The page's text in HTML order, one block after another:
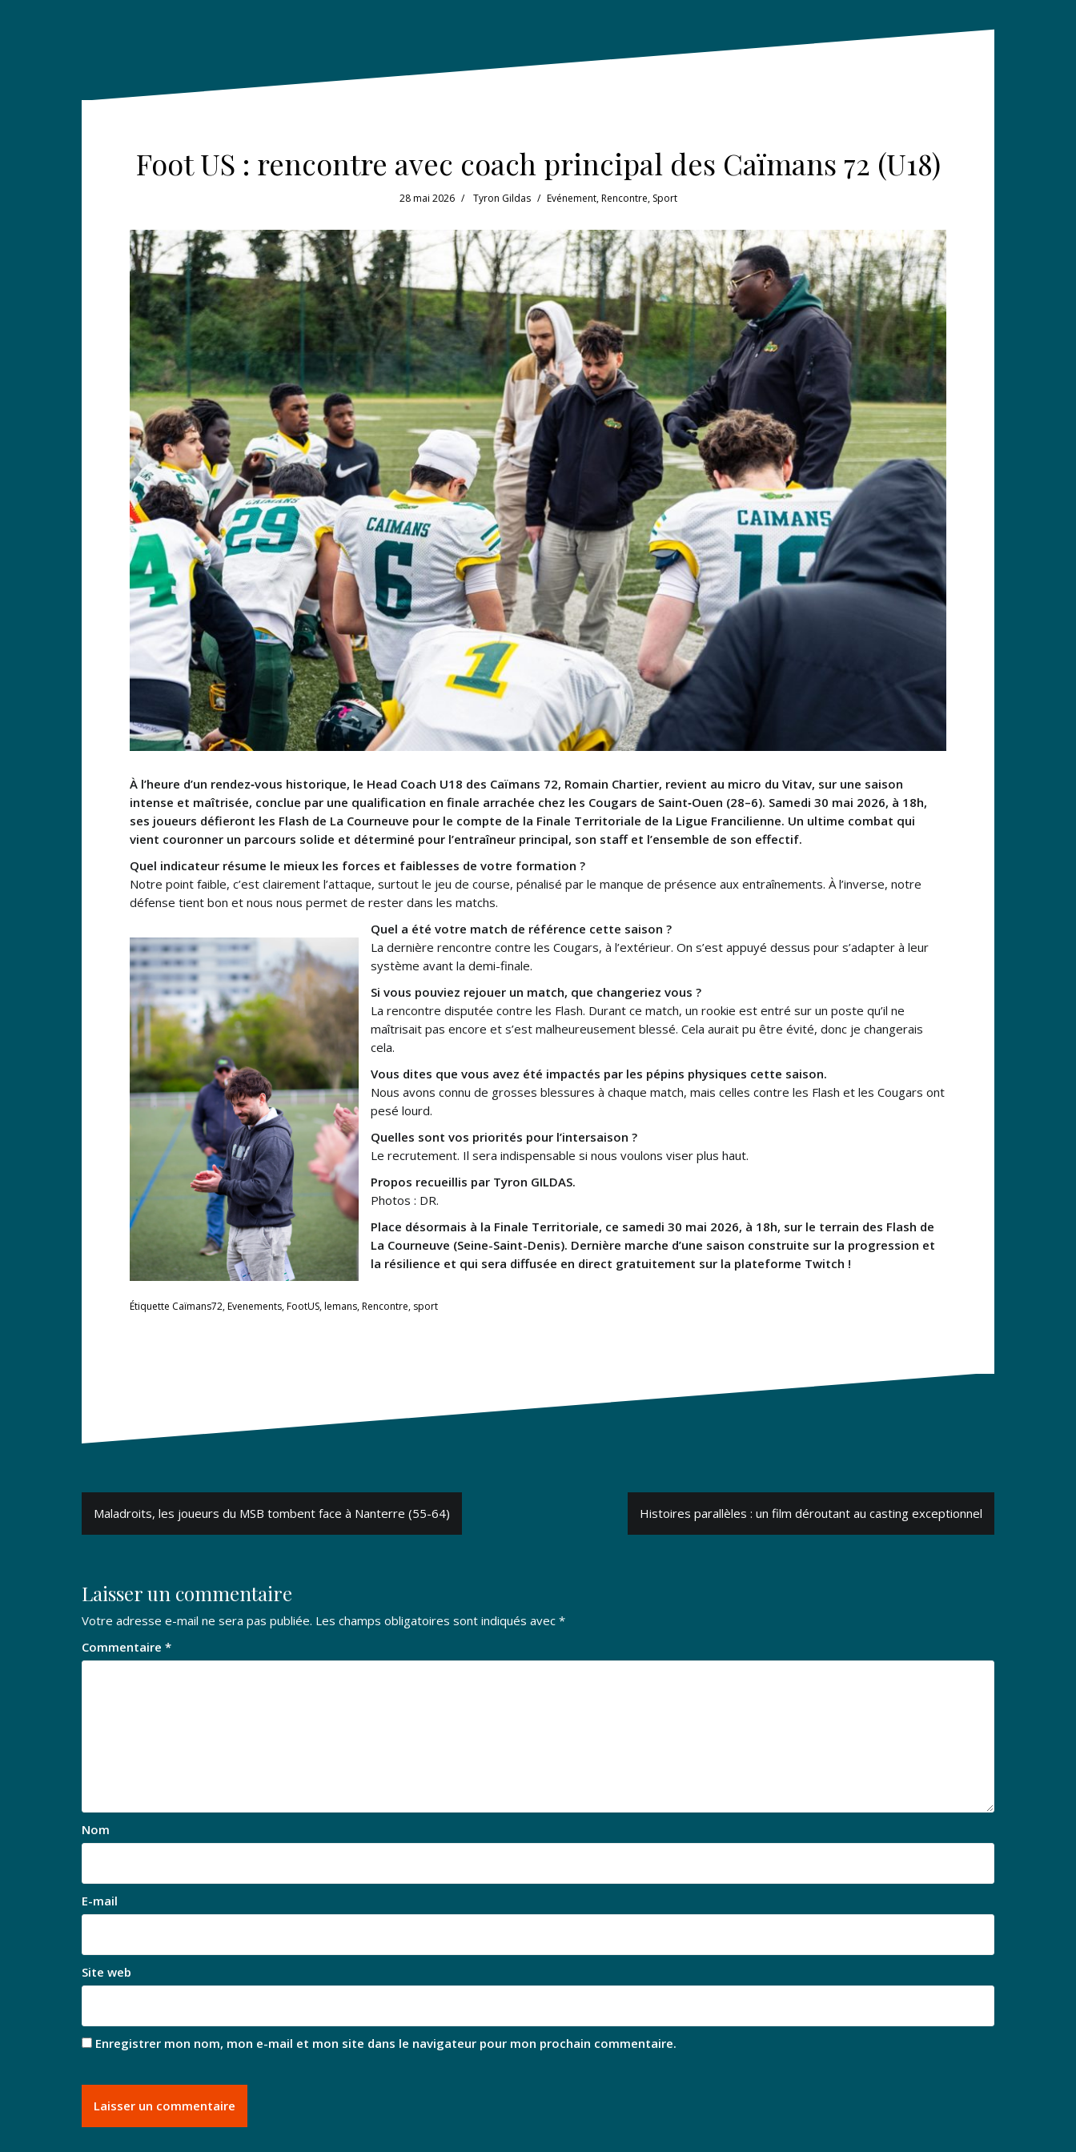
Foot US : rencontre avec coach principal des Caïmans 72 (U18)
28 mai 2026 Tyron Gildas Evénement,Rencontre, Sport
À l’heure d’un rendez‑vous historique, le Head Coach U18 des Caïmans 72, Romain Chartier, revient au micro du Vitav, sur une saison
intense et maîtrisée, conclue par une qualification en finale arrachée chez les Cougars de Saint‑Ouen (28–6). Samedi 30 mai 2026, à 18h,
ses joueurs défieront les Flash de La Courneuve pour le compte de la Finale Territoriale de la Ligue Francilienne. Un ultime combat qui
vient couronner un parcours solide et déterminé pour l’entraîneur principal, son staff et l’ensemble de son effectif.
Quel indicateur résume le mieux les forces et faiblesses de votre formation ?
Notre point faible, c’est clairement l’attaque, surtout le jeu de course, pénalisé par le manque de présence aux entraînements. À l’inverse, notre
défense tient bon et nous nous permet de rester dans les matchs.
Quel a été votre match de référence cette saison ?
La dernière rencontre contre les Cougars, à l’extérieur. On s’est appuyé dessus pour s’adapter à leur
système avant la demi-finale.
Si vous pouviez rejouer un match, que changeriez vous ?
La rencontre disputée contre les Flash. Durant ce match, un rookie est entré sur un poste qu’il ne
maîtrisait pas encore et s’est malheureusement blessé. Cela aurait pu être évité, donc je changerais
cela.
Vous dites que vous avez été impactés par les pépins physiques cette saison.
Nous avons connu de grosses blessures à chaque match, mais celles contre les Flash et les Cougars ont
pesé lourd.
Quelles sont vos priorités pour l’intersaison ?
Le recrutement. Il sera indispensable si nous voulons viser plus haut.
Propos recueillis par Tyron GILDAS.
Photos : DR.
Place désormais à la Finale Territoriale, ce samedi 30 mai 2026, à 18h, sur le terrain des Flash de
La Courneuve (Seine-Saint-Denis). Dernière marche d’une saison construite sur la progression et
la résilience et qui sera diffusée en direct gratuitement sur la plateforme Twitch !
Étiquette Caïmans72,Evenements,FootUS,lemans,Rencontre, sport
Navigation
de
Maladroits, les joueurs du MSB tombent face à Nanterre (55-64) Histoires parallèles : un film déroutant au casting exceptionnel
Laisser un commentaire
Votre adresse e-mail ne sera pas publiée. Les champs obligatoires sont indiqués avec *
Commentaire *
Nom
E-mail
Site web
Enregistrer mon nom, mon e-mail et mon site dans le navigateur pour mon prochain commentaire.